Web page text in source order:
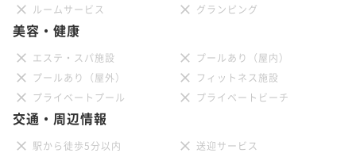
ルームサービス
グランピング
美容・健康
エステ・スパ施設
プールあり（屋内）
プールあり（屋外）
フィットネス施設
プライベートプール
プライベートビーチ
交通・周辺情報
駅から徒歩5分以内
送迎サービス